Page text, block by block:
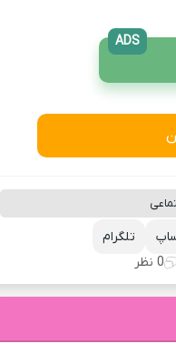
ADS
تلگرام
0 نظر